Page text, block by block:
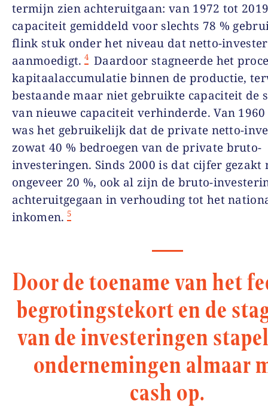
termijn zien achteruitgaan: van 1972 tot
capaciteit gemiddeld voor slechts 78 %
flink stuk onder het niveau dat netto-
aanmoedigt. 4 Daardoor stagneerde het
kapitaalaccumulatie binnen de productie,
bestaande maar niet gebruikte capaciteit de
van nieuwe capaciteit verhinderde. Van
was het gebruikelijk dat de private netto-
zowat 40 % bedroegen van de private bruto-
investeringen. Sinds 2000 is dat cijfer gezakt
ongeveer 20 %, ook al zijn de bruto-
achteruitgegaan in verhouding tot het
inkomen. 5
Door de toename van het
begrotingstekort en de
van de investeringen
ondernemingen almaar
cash op.